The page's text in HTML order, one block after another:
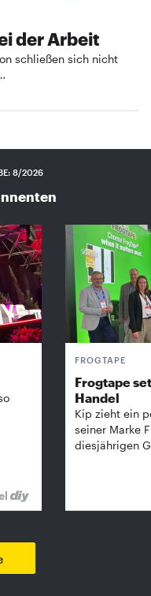
der Arbeit
schließen sich nicht
8/2026
FROGTAPE
Frogtape
Handel
Kip zieht ein
seiner Marke
diesjährigen